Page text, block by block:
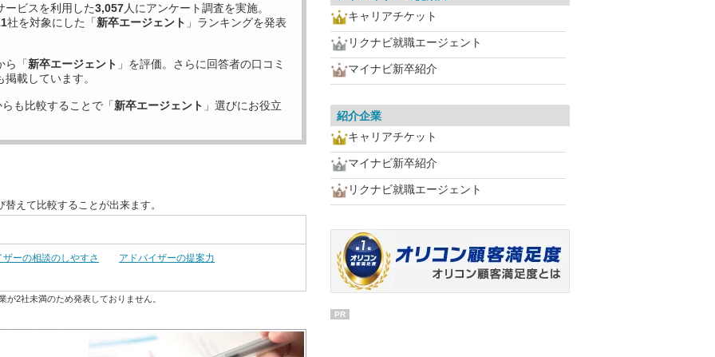
ービスを利用した3,057人にアンケート調査を実施。
社を対象にした「新卒エージェント 」ランキングを発表
ら「新卒エージェント 」を評価。さらに回答者の口コミ
載しています。
も比較することで「新卒エージェント 」選びにお役立
えて比較することが出来ます。
ザーの相談のしやすさ アドバイザーの提案力
2社未満のため発表しておりません。
キャリアチケット
リクナビ就職エージェント
マイナビ新卒紹介
紹介企業
キャリアチケット
マイナビ新卒紹介
リクナビ就職エージェント
PR